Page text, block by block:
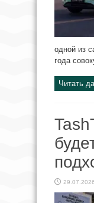
одной из
года
Читать